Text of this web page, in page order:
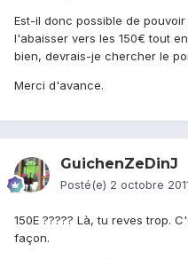
Est-il donc possible de
l'abaisser vers les 150€ tout
bien, devrais-je chercher le
Merci d'avance.
GuichenZeDinJ
Posté(e) 2 octobre
150E ????? Là, tu reves trop.
façon.